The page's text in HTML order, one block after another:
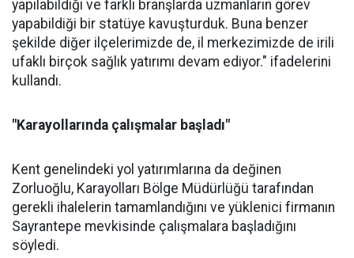
yapılabildiği ve farklı branşlarda uzmanların görev
yapabildiği bir statüye kavuşturduk. Buna benzer
şekilde diğer ilçelerimizde de, il merkezimizde de irili
ufaklı birçok sağlık yatırımı devam ediyor." ifadelerini
kullandı.
"Karayollarında çalışmalar başladı"
Kent genelindeki yol yatırımlarına da değinen
Zorluoğlu, Karayolları Bölge Müdürlüğü tarafından
gerekli ihalelerin tamamlandığını ve yüklenici firmanın
Sayrantepe mevkisinde çalışmalara başladığını
söyledi.